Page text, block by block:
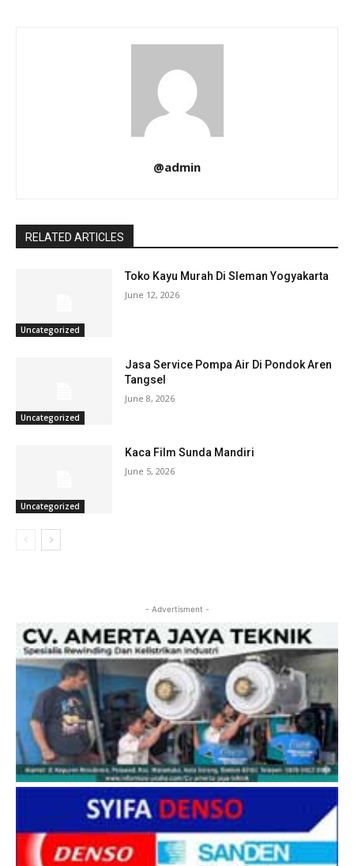
@admin
RELATED ARTICLES
Uncategorized
Toko Kayu Murah Di Sleman Yogyakarta
June 12, 2026
Uncategorized
Jasa Service Pompa Air Di Pondok Aren
Tangsel
June 8, 2026
Uncategorized
Kaca Film Sunda Mandiri
June 5, 2026
- Advertisment -